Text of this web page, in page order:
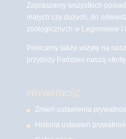
Zapraszamy wszystkich
małych czy dużych, do
zoologicznych w Legionowie i
Polecamy także wizytę na
przybliży Państwu naszą
PRYWATNOŚĆ
Zmień ustawienia
Historia ustawień